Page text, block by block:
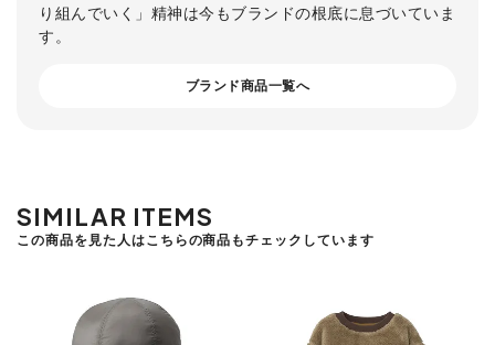
り組んでいく」精神は今もブランドの根底に息づいていま
す。
ブランド商品一覧へ
SIMILAR ITEMS
この商品を見た人はこちらの商品もチェックしています